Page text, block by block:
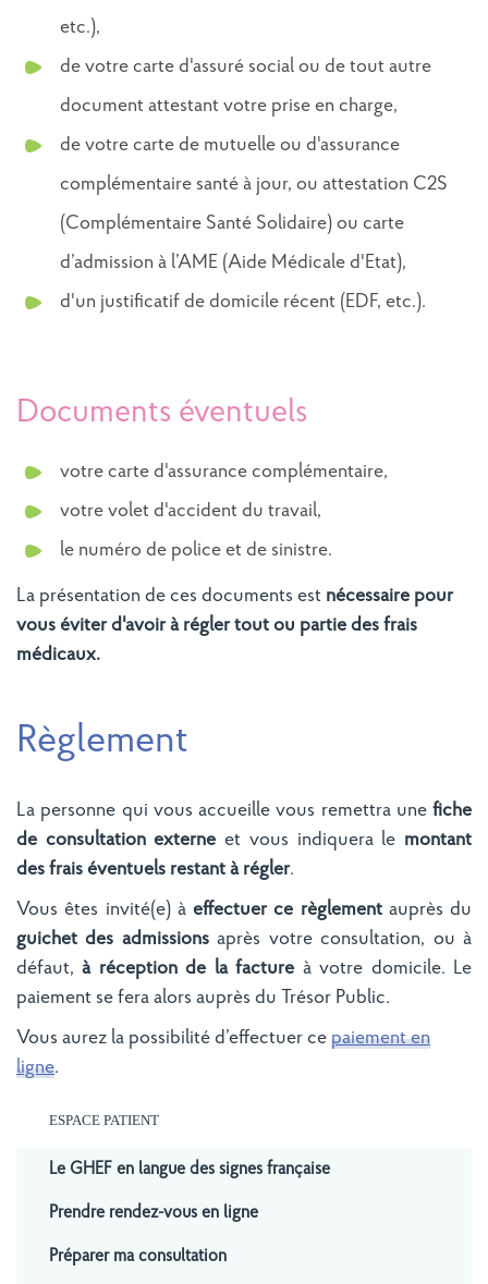
etc.),
de votre carte d'assuré social ou de tout autre
document attestant votre prise en charge,
de votre carte de mutuelle ou d'assurance
complémentaire santé à jour, ou attestation C2S
(Complémentaire Santé Solidaire) ou carte
d’admission à l’AME (Aide Médicale d'Etat),
d'un justificatif de domicile récent (EDF, etc.).
Documents éventuels
votre carte d'assurance complémentaire,
votre volet d'accident du travail,
le numéro de police et de sinistre.
La présentation de ces documents est nécessaire pour
vous éviter d'avoir à régler tout ou partie des frais
médicaux.
Règlement
La personne qui vous accueille vous remettra unefiche
de consultation externeet vous indiquera le montant
des frais éventuels restant à régler.
Vous êtes invité(e) à effectuer ce règlementauprès du
guichet des admissionsaprès votre consultation, ou à
défaut,à réception de la facture à votre domicile. Le
paiement se fera alors auprès du Trésor Public.
Vous aurez la possibilité d’effectuer ce paiement en
ligne.
ESPACE PATIENT
Le GHEF en langue des signes française
Prendre rendez-vous en ligne
Préparer ma consultation